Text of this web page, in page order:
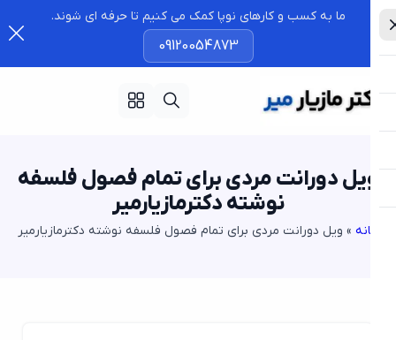
ما به کسب و کارهای نوپا کمک می کنیم تا حرفه ای شوند.
09120054873
دورانت مردی برای تمام فصول فلسفه
نوشته دکترمازیارمیر
»ویل دورانت مردی برای تمام فصول فلسفه نوشته دکترمازیارمیر